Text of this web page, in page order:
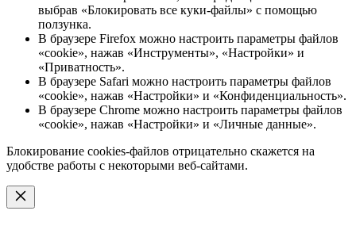
выбрав «Блокировать все куки-файлы» с помощью
ползунка.
В браузере Firefox можно настроить параметры файлов
«cookie», нажав «Инструменты», «Настройки» и
«Приватность».
В браузере Safari можно настроить параметры файлов
«cookie», нажав «Настройки» и «Конфиденциальность».
В браузере Chrome можно настроить параметры файлов
«cookie», нажав «Настройки» и «Личные данные».
Блокирование cookies-файлов отрицательно скажется на
удобстве работы с некоторыми веб-сайтами.